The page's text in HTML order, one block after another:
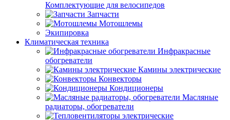
Комплектующие для велосипедов
Запчасти
Мотошлемы
Экипировка
Климатическая техника
Инфракрасные
обогреватели
Камины электрические
Конвекторы
Кондиционеры
Масляные
радиаторы, обогреватели